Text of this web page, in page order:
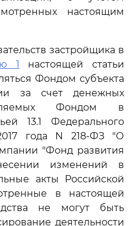
настоящим
застройщика в
1 настоящей статьи
Фондом субъекта
за счет денежных
Фондом в
13.1 Федерального
года N 218-ФЗ "О
"Фонд развития
изменений в
акты Российской
в настоящей
не могут быть
деятельности